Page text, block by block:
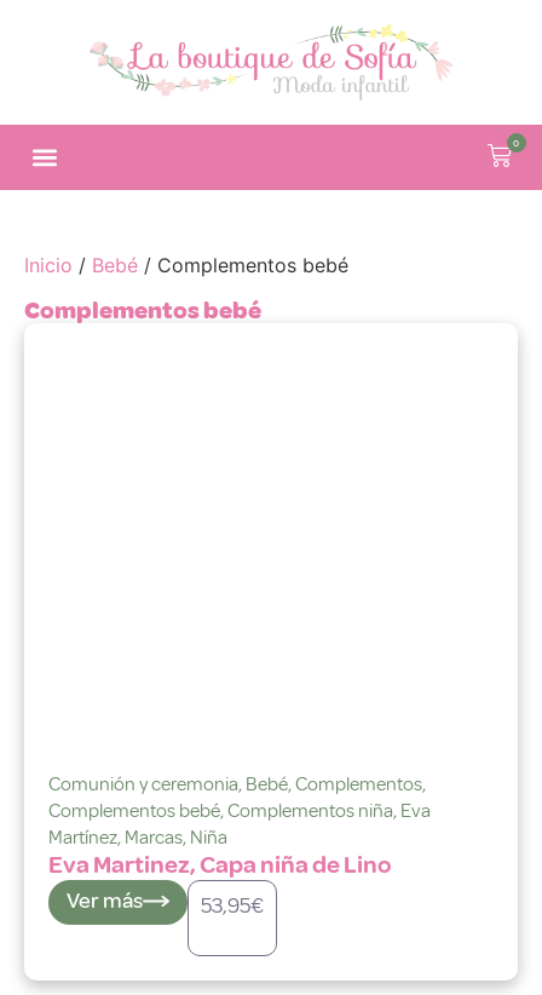
0
Inicio / Bebé / Complementos bebé
Complementos bebé
Comunión y ceremonia, Bebé,Complementos,
Complementos bebé,Complementos niña, Eva
Martínez, Marcas, Niña
Eva Martinez, Capa niña de Lino
Ver más 53,95€